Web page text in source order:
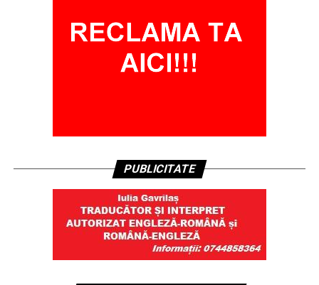
PUBLICITATE